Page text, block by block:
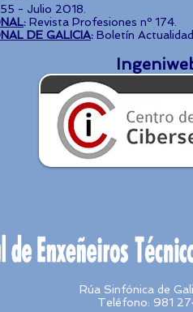
- Julio 2018.
: Revista Profesiones nº 174.
DE GALICIA: Boletín
Rúa Sinfónica de
Teléfono: 981